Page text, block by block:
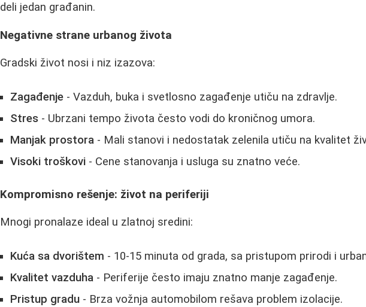
deli jedan građanin.
Negativne strane urbanog života
Gradski život nosi i niz izazova:
Zagađenje - Vazduh, buka i svetlosno zagađenje utiču na zdravlje.
Stres - Ubrzani tempo života često vodi do kroničnog umora.
Manjak prostora - Mali stanovi i nedostatak zelenila utiču na kvalitet
Visoki troškovi - Cene stanovanja i usluga su znatno veće.
Kompromisno rešenje: život na periferiji
Mnogi pronalaze ideal u zlatnoj sredini:
Kuća sa dvorištem - 10-15 minuta od grada, sa pristupom prirodi i
Kvalitet vazduha - Periferije često imaju znatno manje zagađenje.
Pristup gradu - Brza vožnja automobilom rešava problem izolacije.